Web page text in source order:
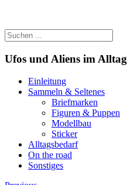
Ufos und Aliens im Alltag
Einleitung
Sammeln & Seltenes
Briefmarken
Figuren & Puppen
Modellbau
Sticker
Alltagsbedarf
On the road
Sonstiges